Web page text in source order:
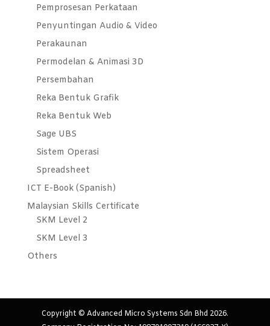
Pemprosesan Perkataan
Penyuntingan Audio & Video
Perakaunan
Permodelan & Animasi 3D
Persembahan
Reka Bentuk Grafik
Reka Bentuk Web
Sage UBS
Sistem Operasi
Spreadsheet
ICT E-Book (Spanish)
Malaysian Skills Certificate
SKM Level 2
SKM Level 3
Others
Copyright © Advanced Micro Systems Sdn Bhd 2026.